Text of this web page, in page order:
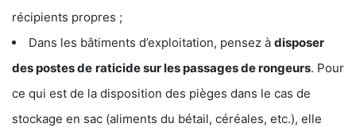
récipients propres ;
Dans les bâtiments d’exploitation, pensez à disposer
des postes de raticide sur les passages de rongeurs. Pour
ce qui est de la disposition des pièges dans le cas de
stockage en sac (aliments du bétail, céréales, etc.), elle